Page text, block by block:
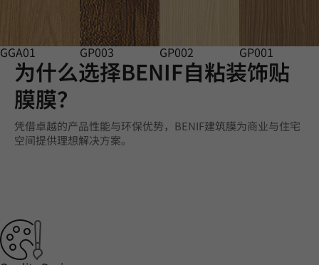
GGA01 GP003 GP002 GP001
为什么选择BENIF自粘装饰贴
膜膜？
凭借卓越的产品性能与环保优势，BENIF建筑膜为商业与住宅
空间提供理想解决方案。